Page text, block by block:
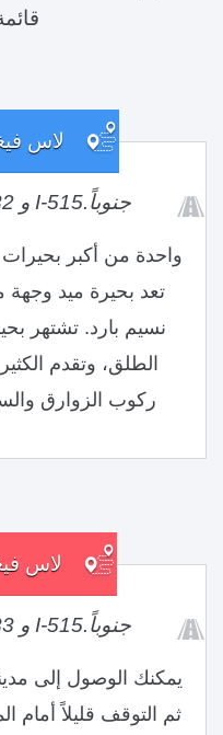
لاس
جنوباً.I-515 و US-93 32 ميل عبر طريقي
واحدة من أكبر بحيرات
تعد بحيرة ميد وجهة
نسيم بارد. تشتهر
الطلق، وتقدم
ركوب الزوارق
لاس
جنوباً.I-515 و US-93 33 ميل عبر طريقي
ثم التوقف قليلاً أمام